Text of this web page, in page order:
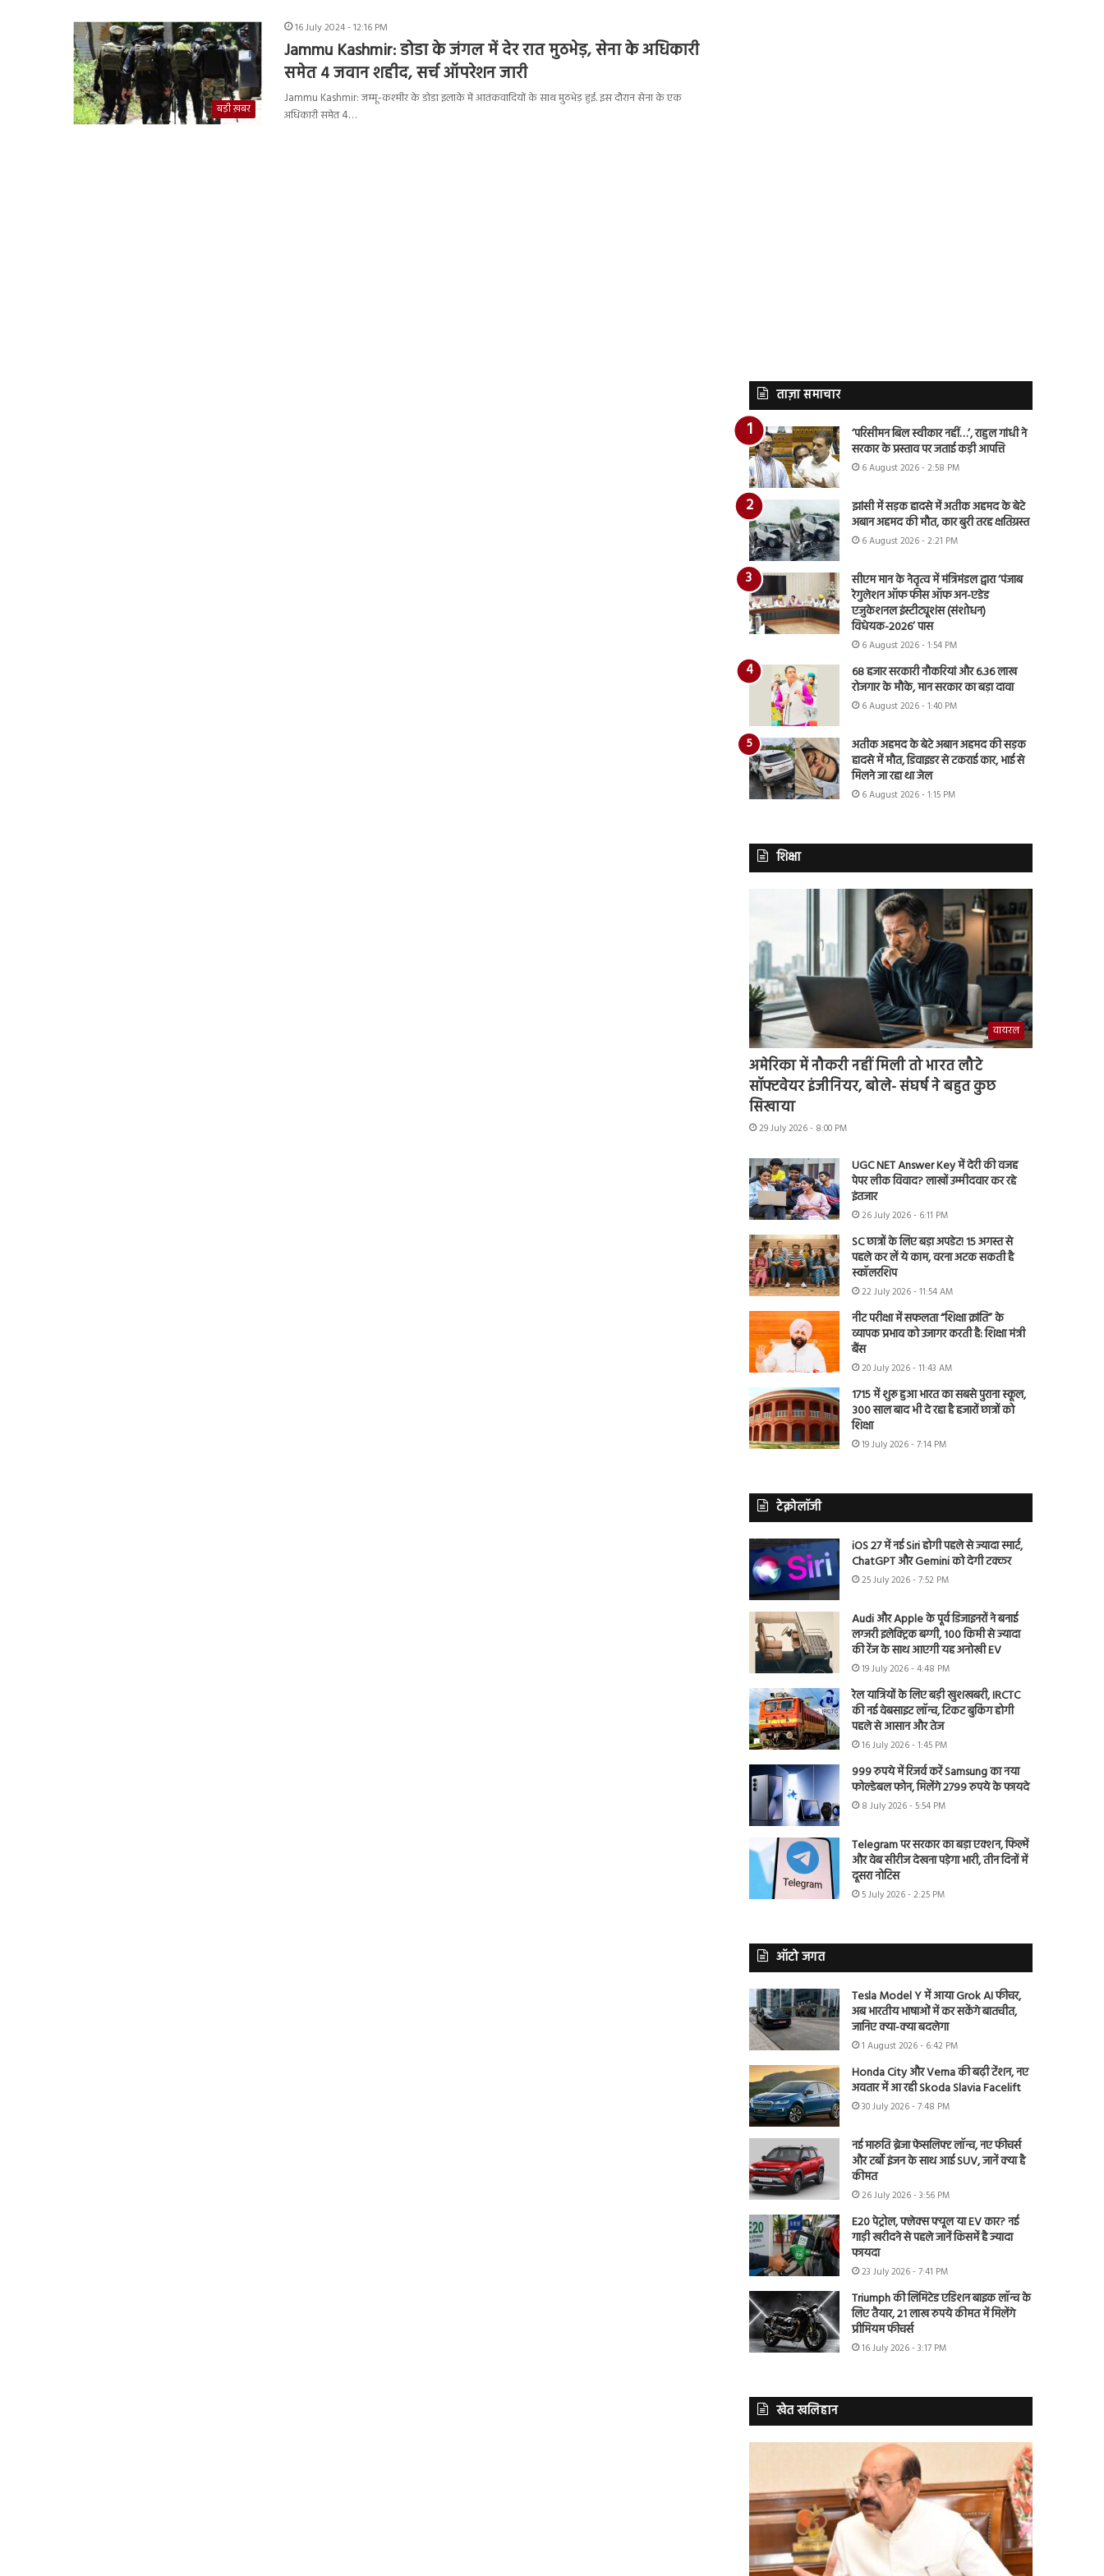
बड़ी ख़बर
16 July 2024 - 12:16 PM
Jammu Kashmir: डोडा के जंगल में देर रात मुठभेड़, सेना के अधिकारी
समेत 4 जवान शहीद, सर्च ऑपरेशन जारी
Jammu Kashmir: जम्मू-कश्मीर के डोडा इलाके में आतंकवादियों के साथ मुठभेड़ हुई. इस दौरान सेना के एक
अधिकारी समेत 4…
ताज़ा समाचार
‘परिसीमन बिल स्वीकार नहीं…’, राहुल गांधी ने
सरकार के प्रस्ताव पर जताई कड़ी आपत्ति
6 August 2026 - 2:58 PM
झांसी में सड़क हादसे में अतीक अहमद के बेटे
अबान अहमद की मौत, कार बुरी तरह क्षतिग्रस्त
6 August 2026 - 2:21 PM
सीएम मान के नेतृत्व में मंत्रिमंडल द्वारा ‘पंजाब
रेगुलेशन ऑफ फीस ऑफ अन-एडेड
एजुकेशनल इंस्टीट्यूशंस (संशोधन)
विधेयक-2026’ पास
6 August 2026 - 1:54 PM
68 हजार सरकारी नौकरियां और 6.36 लाख
रोजगार के मौके, मान सरकार का बड़ा दावा
6 August 2026 - 1:40 PM
अतीक अहमद के बेटे अबान अहमद की सड़क
हादसे में मौत, डिवाइडर से टकराई कार, भाई से
मिलने जा रहा था जेल
6 August 2026 - 1:15 PM
शिक्षा
वायरल
अमेरिका में नौकरी नहीं मिली तो भारत लौटे
सॉफ्टवेयर इंजीनियर, बोले- संघर्ष ने बहुत कुछ
सिखाया
29 July 2026 - 8:00 PM
UGC NET Answer Key में देरी की वजह
पेपर लीक विवाद? लाखों उम्मीदवार कर रहे
इंतजार
26 July 2026 - 6:11 PM
SC छात्रों के लिए बड़ा अपडेट! 15 अगस्त से
पहले कर लें ये काम, वरना अटक सकती है
स्कॉलरशिप
22 July 2026 - 11:54 AM
नीट परीक्षा में सफलता “शिक्षा क्रांति” के
व्यापक प्रभाव को उजागर करती है: शिक्षा मंत्री
बैंस
20 July 2026 - 11:43 AM
1715 में शुरू हुआ भारत का सबसे पुराना स्कूल,
300 साल बाद भी दे रहा है हजारों छात्रों को
शिक्षा
19 July 2026 - 7:14 PM
टेक्नोलॉजी
iOS 27 में नई Siri होगी पहले से ज्यादा स्मार्ट,
ChatGPT और Gemini को देगी टक्कर
25 July 2026 - 7:52 PM
Audi और Apple के पूर्व डिजाइनरों ने बनाई
लग्जरी इलेक्ट्रिक बग्गी, 100 किमी से ज्यादा
की रेंज के साथ आएगी यह अनोखी EV
19 July 2026 - 4:48 PM
रेल यात्रियों के लिए बड़ी खुशखबरी, IRCTC
की नई वेबसाइट लॉन्च, टिकट बुकिंग होगी
पहले से आसान और तेज
16 July 2026 - 1:45 PM
999 रुपये में रिजर्व करें Samsung का नया
फोल्डेबल फोन, मिलेंगे 2799 रुपये के फायदे
8 July 2026 - 5:54 PM
Telegram पर सरकार का बड़ा एक्शन, फिल्में
और वेब सीरीज देखना पड़ेगा भारी, तीन दिनों में
दूसरा नोटिस
5 July 2026 - 2:25 PM
ऑटो जगत
Tesla Model Y में आया Grok AI फीचर,
अब भारतीय भाषाओं में कर सकेंगे बातचीत,
जानिए क्या-क्या बदलेगा
1 August 2026 - 6:42 PM
Honda City और Verna की बढ़ी टेंशन, नए
अवतार में आ रही Skoda Slavia Facelift
30 July 2026 - 7:48 PM
नई मारुति ब्रेजा फेसलिफ्ट लॉन्च, नए फीचर्स
और टर्बो इंजन के साथ आई SUV, जानें क्या है
कीमत
26 July 2026 - 3:56 PM
E20 पेट्रोल, फ्लेक्स फ्यूल या EV कार? नई
गाड़ी खरीदने से पहले जानें किसमें है ज्यादा
फायदा
23 July 2026 - 7:41 PM
Triumph की लिमिटेड एडिशन बाइक लॉन्च के
लिए तैयार, 21 लाख रुपये कीमत में मिलेंगे
प्रीमियम फीचर्स
16 July 2026 - 3:17 PM
खेत खलिहान